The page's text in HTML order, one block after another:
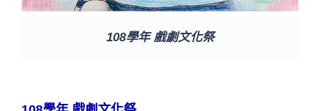
108學年 戲劇文化祭